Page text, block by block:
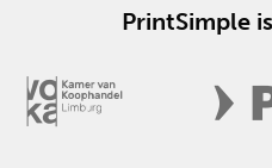
PrintSimple